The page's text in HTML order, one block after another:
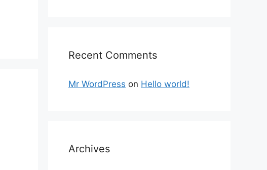
Recent Comments
Mr WordPress on Hello world!
Archives